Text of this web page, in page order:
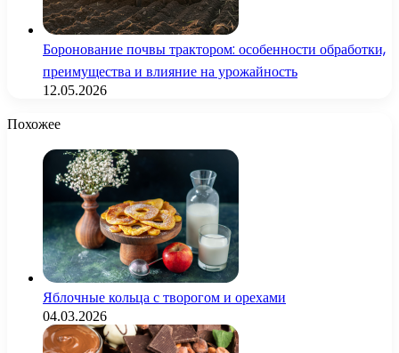
Боронование почвы трактором: особенности обработки,
преимущества и влияние на урожайность
12.05.2026
Похожее
Яблочные кольца с творогом и орехами
04.03.2026